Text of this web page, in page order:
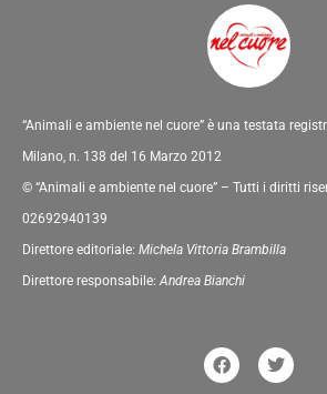
“Animali e ambiente nel cuore” è una testata
Milano, n. 138 del 16 Marzo 2012
© “Animali e ambiente nel cuore” – Tutti i diritti
02692940139
Direttore editoriale: Michela Vittoria Brambilla
Direttore responsabile:Andrea Bianchi
F
a
c
T
w
i